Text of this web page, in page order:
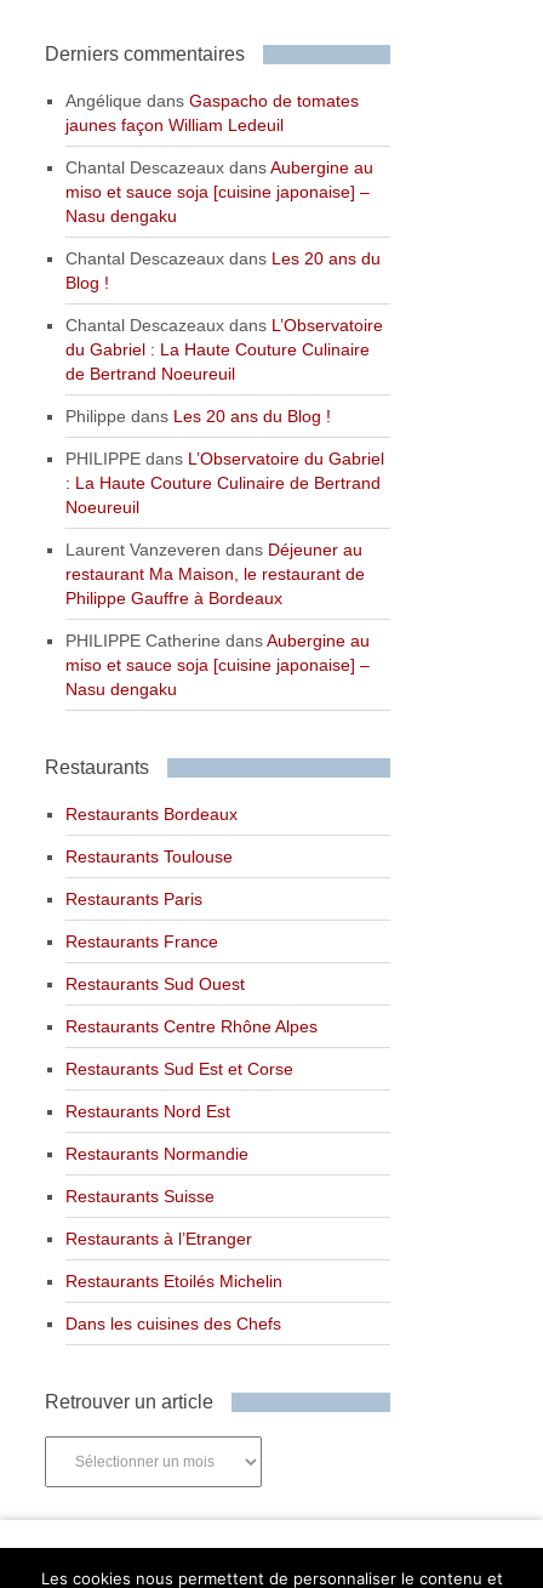
Derniers commentaires
Angélique dansGaspacho de tomates
jaunes façon William Ledeuil
Chantal Descazeaux dansAubergine au
miso et sauce soja [cuisine japonaise] –
Nasu dengaku
Chantal Descazeaux dans Les 20 ans du
Blog !
Chantal Descazeaux dans L’Observatoire
du Gabriel : La Haute Couture Culinaire
de Bertrand Noeureuil
Philippe dans Les 20 ans du Blog !
PHILIPPE dans L’Observatoire du Gabriel
: La Haute Couture Culinaire de Bertrand
Noeureuil
Laurent Vanzeveren dans Déjeuner au
restaurant Ma Maison, le restaurant de
Philippe Gauffre à Bordeaux
PHILIPPE Catherine dansAubergine au
miso et sauce soja [cuisine japonaise] –
Nasu dengaku
Restaurants
Restaurants Bordeaux
Restaurants Toulouse
Restaurants Paris
Restaurants France
Restaurants Sud Ouest
Restaurants Centre Rhône Alpes
Restaurants Sud Est et Corse
Restaurants Nord Est
Restaurants Normandie
Restaurants Suisse
Restaurants à l’Etranger
Restaurants Etoilés Michelin
Dans les cuisines des Chefs
Retrouver un article
Les cookies nous permettent de personnaliser le contenu et